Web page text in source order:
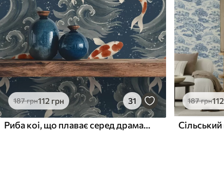
187грн112 грн 31
Риба коі, що плаває серед драматичних океанських хвиль
187грн112